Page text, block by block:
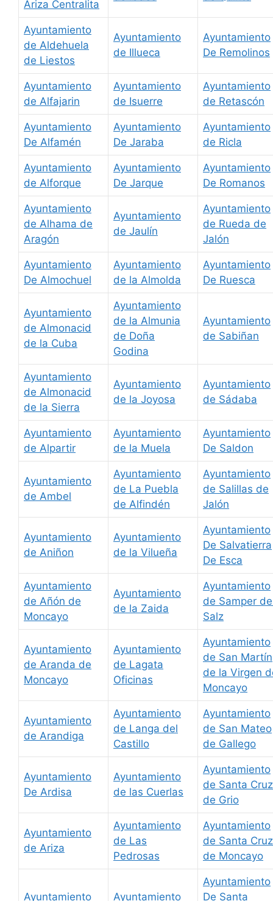
Ariza Centralita
Ayuntamiento
de Aldehuela
de Liestos
Ayuntamiento
de Illueca
Ayuntamiento
De Remolinos
Ayuntamiento
de Alfajarin
Ayuntamiento
de Isuerre
Ayuntamiento
de Retascón
Ayuntamiento
De Alfamén
Ayuntamiento
De Jaraba
Ayuntamiento
de Ricla
Ayuntamiento
de Alforque
Ayuntamiento
De Jarque
Ayuntamiento
De Romanos
Ayuntamiento
de Alhama de
Aragón
Ayuntamiento
de Jaulín
Ayuntamiento
de Rueda de
Jalón
Ayuntamiento
De Almochuel
Ayuntamiento
de la Almolda
Ayuntamiento
De Ruesca
Ayuntamiento
de Almonacid
de la Cuba
Ayuntamiento
de la Almunia
de Doña
Godina
Ayuntamiento
de Sabiñan
Ayuntamiento
de Almonacid
de la Sierra
Ayuntamiento
de la Joyosa
Ayuntamiento
de Sádaba
Ayuntamiento
de Alpartir
Ayuntamiento
de la Muela
Ayuntamiento
De Saldon
Ayuntamiento
de Ambel
Ayuntamiento
de La Puebla
de Alfindén
Ayuntamiento
de Salillas de
Jalón
Ayuntamiento
de Aniñon
Ayuntamiento
de la Vilueña
Ayuntamiento
De Salvatierra
De Esca
Ayuntamiento
de Añón de
Moncayo
Ayuntamiento
de la Zaida
Ayuntamiento
de Samper
Salz
Ayuntamiento
de Aranda de
Moncayo
Ayuntamiento
de Lagata
Oficinas
Ayuntamiento
de San Martín
de la Virgen
Moncayo
Ayuntamiento
de Arandiga
Ayuntamiento
de Langa del
Castillo
Ayuntamiento
de San Mateo
de Gallego
Ayuntamiento
De Ardisa
Ayuntamiento
de las Cuerlas
Ayuntamiento
de Santa Cruz
de Grio
Ayuntamiento
de Ariza
Ayuntamiento
de Las
Pedrosas
Ayuntamiento
de Santa Cruz
de Moncayo
Ayuntamiento Ayuntamiento
Ayuntamiento
De Santa